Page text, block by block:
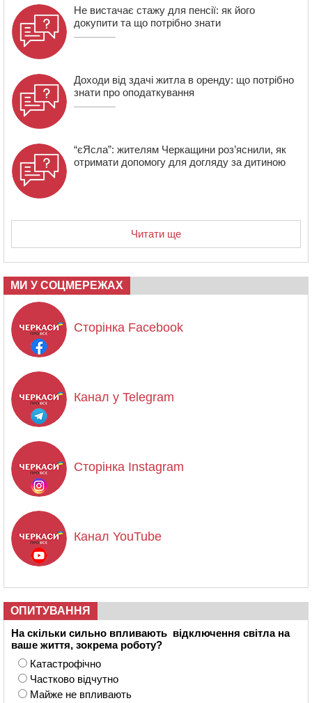
загиблих воїнів
16:07 До 1 вересня у Черкасах оновлюють дорожню
розмітку біля навчальних закладів (ФОТОФАКТ)
Не вистачає стажу для пенсії: як його
докупити та що потрібно знати
Доходи від здачі житла в оренду: що потрібно
знати про оподаткування
“єЯсла”: жителям Черкащини роз’яснили, як
отримати допомогу для догляду за дитиною
Читати ще
МИ У СОЦМЕРЕЖАХ
Сторінка Facebook
Канал у Telegram
Сторінка Instagram
Канал YouTube
ОПИТУВАННЯ
На скільки сильно впливають відключення світла на
ваше життя, зокрема роботу?
Катастрофічно
Частково відчутно
Майже не впливають